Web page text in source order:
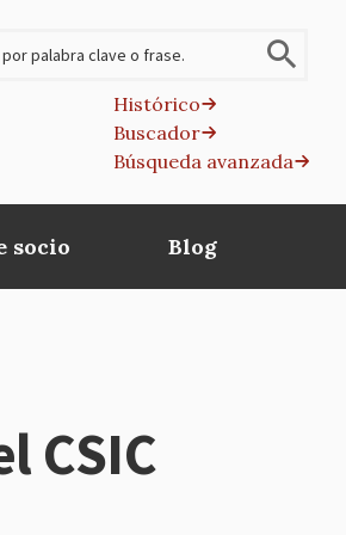
Histórico
Buscador
Búsqueda avanzada
socio Blog
CSIC